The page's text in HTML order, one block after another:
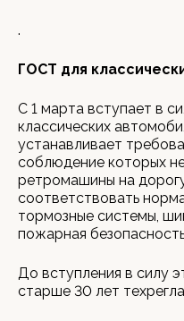
.
ГОСТ для
С 1 марта вступает в
классических
устанавливает
соблюдение которых
ретромашины на
соответствовать
тормозные системы,
пожарная
До вступления в силу
старше 30 лет